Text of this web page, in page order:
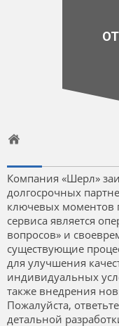
Компания «Шерл»
долгосрочных
ключевых моментов
сервиса является
вопросов» и
существующие
для улучшения
индивидуальных
также внедрения
Пожалуйста,
детальной